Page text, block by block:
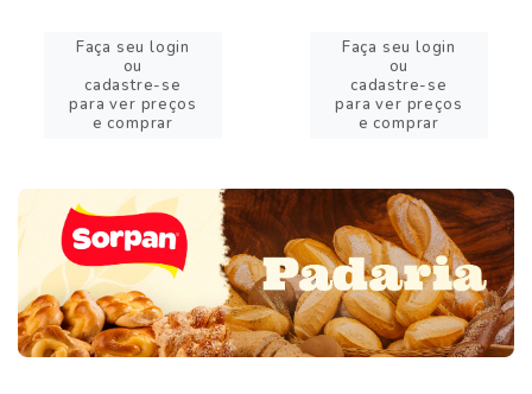
Faça seu login
ou
cadastre-se
para ver preços
e comprar
Faça seu login
ou
cadastre-se
para ver preços
e comprar